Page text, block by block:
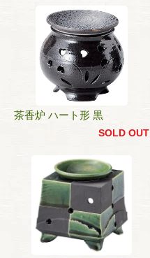
茶香炉 ハート形 黒
SOLD OUT